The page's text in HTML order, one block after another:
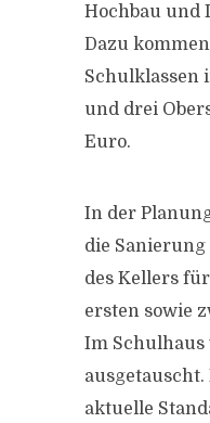
Hochbau und
Dazu
Schulklassen
und drei
Euro.
In der
die
des Kellers
ersten sowie
Im
aktuelle